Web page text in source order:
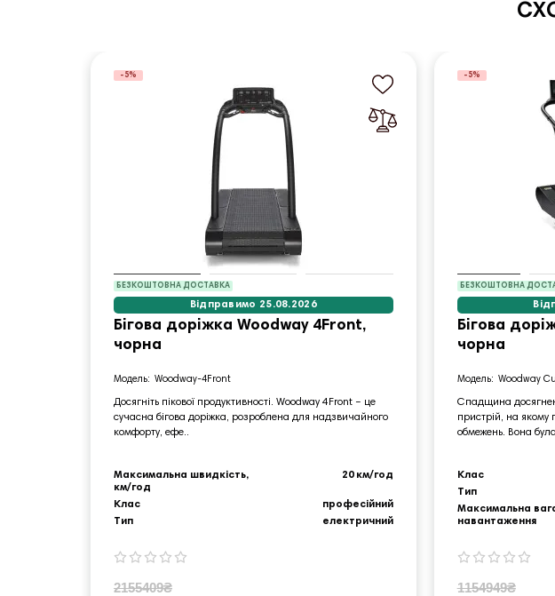
БЕЗКОШТОВНА ДОСТАВКА
-5%
Відправимо 25.08.2026
Бігова доріжка Woodway 4Front,
чорна
Woodway-4Front
Досягніть пікової продуктивності. Woodway 4Front – це
сучасна бігова доріжка, розроблена для надзвичайного
комфорту, ефе..
Максимальна швидкість,
км/год
20 км/год
Клас
професійний
Тип
електричний
2155409₴
БЕЗКОШТОВНА
-5%
Бігова
чорна
Woodway
Спадщина
пристрій, на якому
обмежень. Вона
Клас
Тип
Максимальна
навантаження
1154949₴